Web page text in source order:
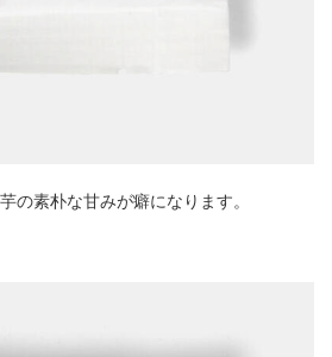
の素朴な甘みが癖になります。